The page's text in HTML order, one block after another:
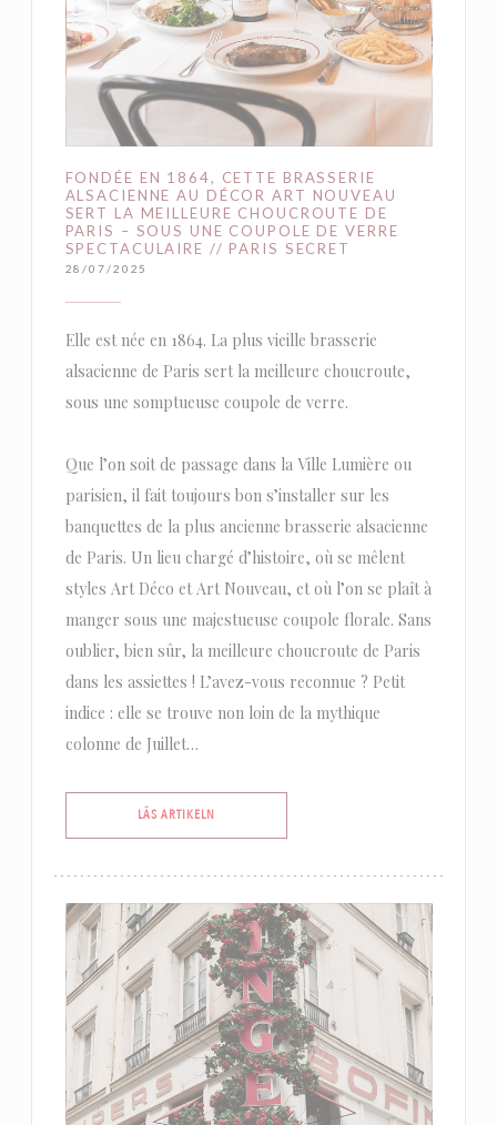
FONDÉE EN 1864, CETTE BRASSERIE
ALSACIENNE AU DÉCOR ART NOUVEAU
SERT LA MEILLEURE CHOUCROUTE DE
PARIS – SOUS UNE COUPOLE DE VERRE
SPECTACULAIRE // PARIS SECRET
28/07/2025
Elle est née en 1864. La plus vieille brasserie
alsacienne de Paris sert la meilleure choucroute,
sous une somptueuse coupole de verre.
Que l’on soit de passage dans la Ville Lumière ou
parisien, il fait toujours bon s’installer sur les
banquettes de la plus ancienne brasserie alsacienne
de Paris. Un lieu chargé d’histoire, où se mêlent
styles Art Déco et Art Nouveau, et où l’on se plaît à
manger sous une majestueuse coupole florale. Sans
oublier, bien sûr, la meilleure choucroute de Paris
dans les assiettes ! L’avez-vous reconnue ? Petit
indice : elle se trouve non loin de la mythique
colonne de Juillet…
LÄS ARTIKELN